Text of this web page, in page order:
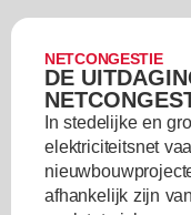
NETCONGESTIE
DE
In stedelijke en
elektriciteitsnet
afhankelijk zijn